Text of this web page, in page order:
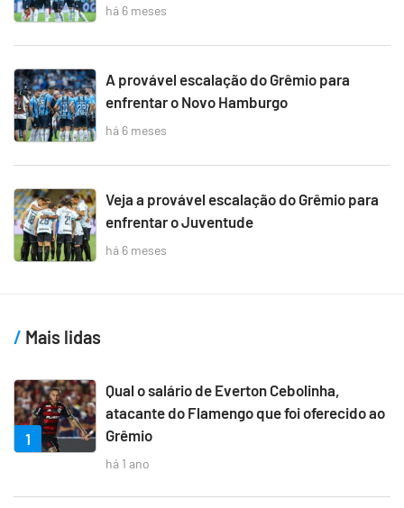
há 6 meses
A provável escalação do Grêmio para
enfrentar o Novo Hamburgo
há 6 meses
Veja a provável escalação do Grêmio para
enfrentar o Juventude
há 6 meses
Mais lidas
1
Qual o salário de Everton Cebolinha,
atacante do Flamengo que foi oferecido ao
Grêmio
há 1 ano